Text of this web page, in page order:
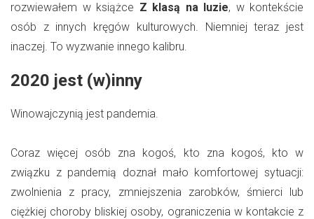
rozwiewałem w książce Z klasą na luzie, w kontekście
osób z innych kręgów kulturowych. Niemniej teraz jest
inaczej. To wyzwanie innego kalibru.
2020 jest (w)inny
Winowajczynią jest pandemia.
Coraz więcej osób zna kogoś, kto zna kogoś, kto w
związku z pandemią doznał mało komfortowej sytuacji:
zwolnienia z pracy, zmniejszenia zarobków, śmierci lub
ciężkiej choroby bliskiej osoby, ograniczenia w kontakcie z